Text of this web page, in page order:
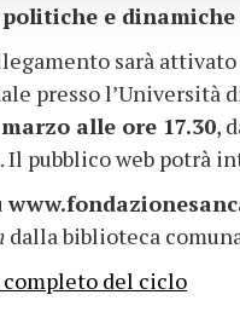
e dinamiche
sarà
presso l’Università
alle ore 17.30,
Il pubblico web potrà
dalla biblioteca
completo del ciclo